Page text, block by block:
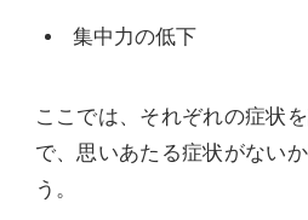
集中力の低下
ここでは、それぞれの症状
で、思いあたる症状がない
う。